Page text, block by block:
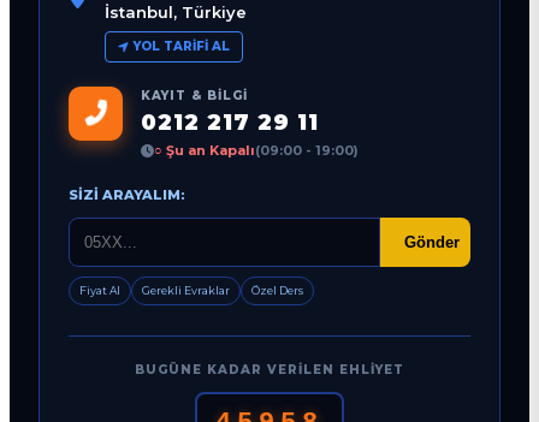
İstanbul, Türkiye
YOL TARIFI AL
KAYIT & BILGI
0212 217 29 11
○ Şu an Kapalı(09:00 - 19:00)
SIZI ARAYALIM:
Gönder
Fiyat Al Gerekli Evraklar Özel Ders
BUGÜNE KADAR VERILEN EHLIYET